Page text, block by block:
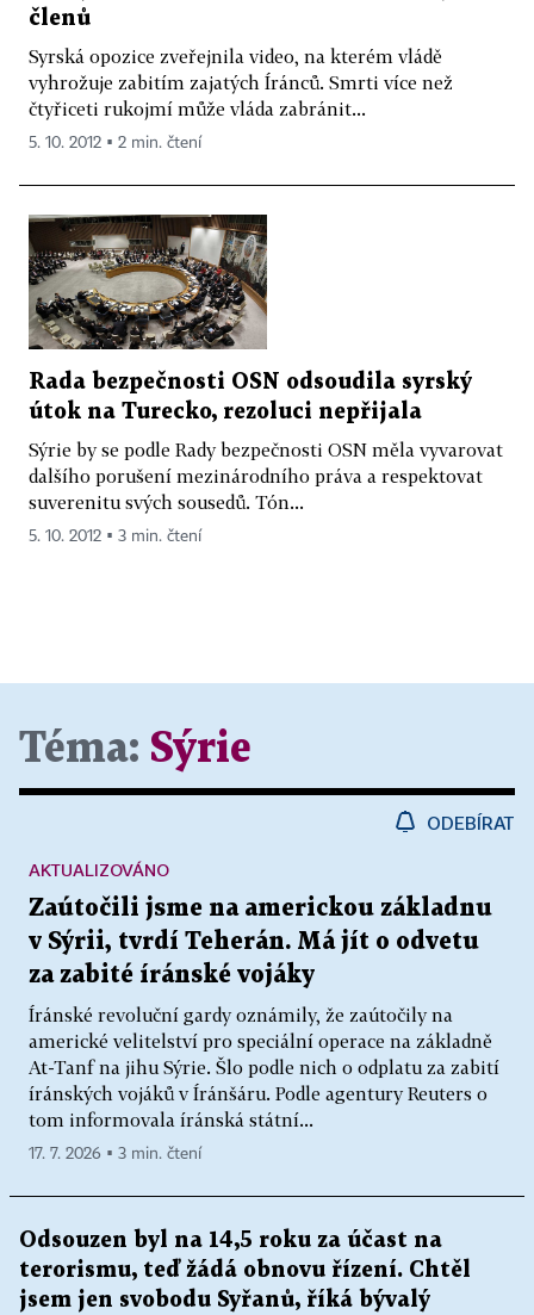
členů
Syrská opozice zveřejnila video, na kterém vládě
vyhrožuje zabitím zajatých Íránců. Smrti více než
čtyřiceti rukojmí může vláda zabránit...
5. 10. 2012 ▪ 2 min. čtení
Rada bezpečnosti OSN odsoudila syrský
útok na Turecko, rezoluci nepřijala
Sýrie by se podle Rady bezpečnosti OSN měla vyvarovat
dalšího porušení mezinárodního práva a respektovat
suverenitu svých sousedů. Tón...
5. 10. 2012 ▪ 3 min. čtení
Téma: Sýrie
ODEBÍRAT
Zaútočili jsme na americkou základnu
v Sýrii, tvrdí Teherán. Má jít o odvetu
za zabité íránské vojáky
Íránské revoluční gardy oznámily, že zaútočily na
americké velitelství pro speciální operace na základně
At-Tanf na jihu Sýrie. Šlo podle nich o odplatu za zabití
íránských vojáků v Íránšáru. Podle agentury Reuters o
tom informovala íránská státní...
AKTUALIZOVÁNO
17. 7. 2026 ▪ 3 min. čtení
Odsouzen byl na 14,5 roku za účast na
terorismu, teď žádá obnovu řízení. Chtěl
jsem jen svobodu Syřanů, říká bývalý